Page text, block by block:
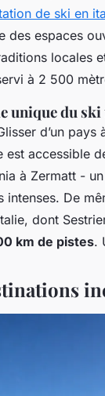
de ski en
des espaces
locales
à 2 500
unique du
d’un
est accessible
à Zermatt -
intenses. De
dont
km de pistes.